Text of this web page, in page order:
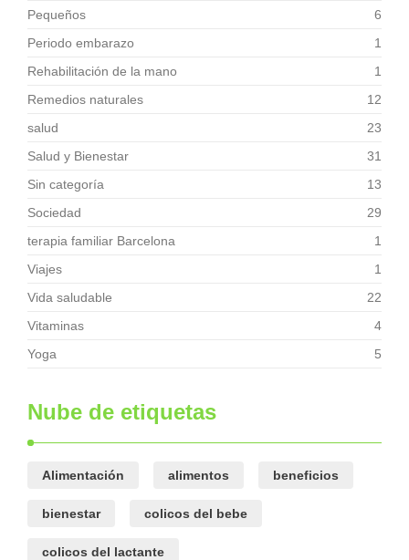
Pequeños
6
Periodo embarazo
1
Rehabilitación de la mano
1
Remedios naturales
12
salud
23
Salud y Bienestar
31
Sin categoría
13
Sociedad
29
terapia familiar Barcelona
1
Viajes
1
Vida saludable
22
Vitaminas
4
Yoga
5
Nube de etiquetas
Alimentación alimentos beneficios
bienestar colicos del bebe
colicos del lactante